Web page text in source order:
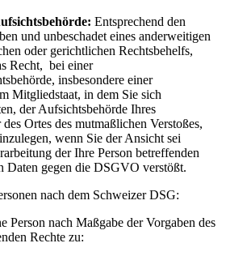
Entsprechend den
und unbeschadet eines anderweitigen
oder gerichtlichen Rechtsbehelfs,
Recht, bei einer
insbesondere einer
Mitgliedstaat, in dem Sie sich
der Aufsichtsbehörde Ihres
Ortes des mutmaßlichen Verstoßes,
wenn Sie der Ansicht sei
der Ihre Person betreffenden
Daten gegen die DSGVO verstößt.
nach dem Schweizer DSG:
Person nach Maßgabe der Vorgaben des
Rechte zu: